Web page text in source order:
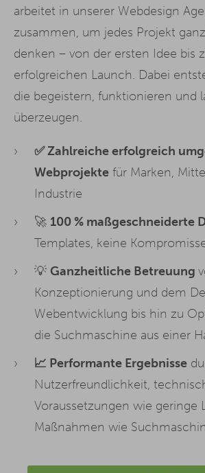
arbeitet in unserer Webdesign
zusammen, um jedes Projekt
denken – von der ersten Idee bis
erfolgreichen Launch. Dabei
die begeistern, funktionieren und
überzeugen.
✅ Zahlreiche erfolgreich
Webprojekte für Marken,
Industrie
🚀 100 % maßgeschneiderte
Templates, keine
💡 Ganzheitliche Betreuung
Konzeptionierung und dem
Webentwicklung bis hin zu
die Suchmaschine aus einer
📈 Performante Ergebnisse
Nutzerfreundlichkeit,
Voraussetzungen wie geringe
Maßnahmen wie